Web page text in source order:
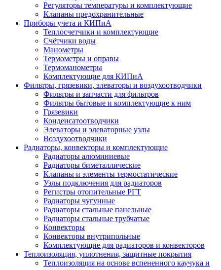
Регуляторы температуры и комплектующие
Клапаны предохранительные
Приборы учета и КИПиА
Теплосчетчики и комплектующие
Счётчики воды
Манометры
Термометры и оправы
Термоманометры
Комплектующие для КИПиА
Фильтры, грязевики, элеваторы и воздухоотводчики
Фильтры и запчасти для фильтров
Фильтры бытовые и комплектующие к ним
Грязевики
Конденсатоотводчики
Элеваторы и элеваторные узлы
Воздухоотводчики
Радиаторы, конвекторы и комплектующие
Радиаторы алюминиевые
Радиаторы биметаллические
Клапаны и элементы термостатические
Узлы подключения для радиаторов
Регистры отопительные РГТ
Радиаторы чугунные
Радиаторы стальные панельные
Радиаторы стальные трубчатые
Конвекторы
Конвекторы внутрипольные
Комплектующие для радиаторов и конвекторов
Теплоизоляция, уплотнения, защитные покрытия
Теплоизоляция на основе вспененного каучука и